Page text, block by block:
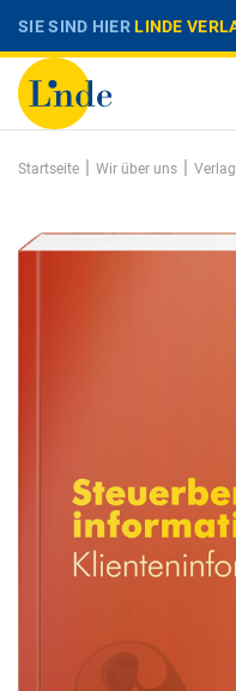
SIE SIND HIERLINDE
Startseite | Wir über uns |